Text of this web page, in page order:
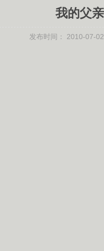
我的父
发布时间： 2010-07-